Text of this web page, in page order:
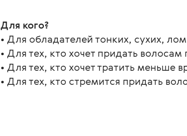
Для кого?
• Для обладателей тонких, сухих,
• Для тех, кто хочет придать
• Для тех, кто хочет тратить меньше
• Для тех, кто стремится придать